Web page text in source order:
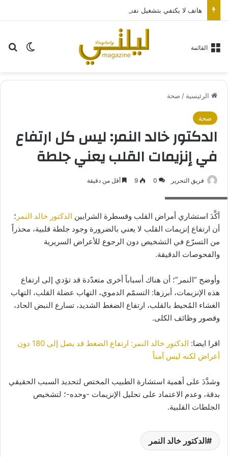
الوضع القائمة
الرئيسية / صحة
صحة
الدكتور خالد النمر: ليس كل ارتفاع
في إنزيمات القلب يعني جلطة
فريق التحرير 0
9 أقل من دقيقة
أكَّدَ استشاري أمراض القلب وقسطرة الشرايين الدكتور خالد النمر ؛
أن ارتفاع إنزيمات القلب لا يعني بالضرورة وجود جلطة قلبية، محذراً
من التسرّع في التشخيص دون الرجوع للأعراض السريرية
والفحوصات الدقيقة.
وأوضح “النمر”؛ أن هناك أسباباً أخرى متعدّدة قد تؤدي إلى ارتفاع
هذه الإنزيمات، أبرزها: التسمّم الدموي، التهاب عضلة القلب، التهاب
الغشاء المُحيط بالقلب، ارتفاع الضغط الشديد، تسارع النبض الحاد،
وقصور وظائف الكلى.
اقرا ايضا:
الدكتور خالد النمر: ارتفاع الضغط قد يصل إلى 180 دون
أعراض لكنه ليس آمناً
وشدَّدَ على أهمية استشارة الطبيب المختص لتحديد السبب الحقيقي
بدقة، وعدم الاعتماد على تحليل الإنزيمات -وحده-؛ لتشخيص
الجلطات القلبية.
الدكتور خالد النمر